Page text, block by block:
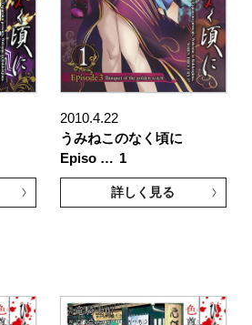
2010.4.22
うみねこのなく頃に
Episo … 1
詳しく見る